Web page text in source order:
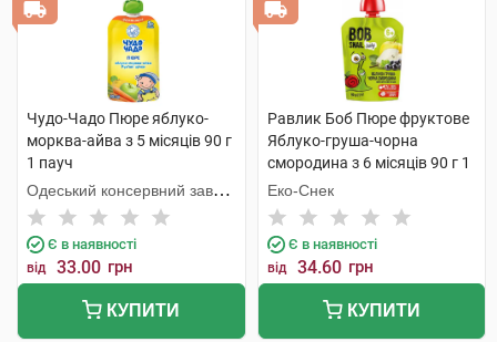
Чудо-Чадо Пюре яблуко-
морква-айва з 5 місяців 90 г
1 пауч
Одеський консервний завод
дитячого харчування
Є в наявності
від 33.00 грн
КУПИТИ
Равлик Боб Пюре фруктове
Яблуко-груша-чорна
смородина з 6 місяців 90 г 1
пауч
Еко-Снек
Є в наявності
від 34.60 грн
КУПИТИ